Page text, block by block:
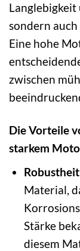
Langlebigkeit
sondern
Eine hohe
zwischen
Die Vorteile
starkem
Material,
Stärke
diesem